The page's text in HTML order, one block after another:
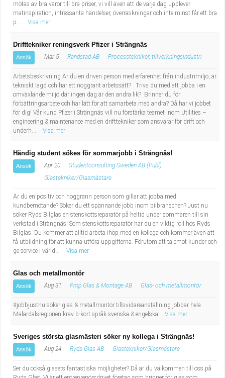
mötas av bra varor till bra priser, vi vill även att de varje dag upplever
matinspiration, intressanta händelser, överraskningar och inte minst får ett bra
p...
Visa mer
Drifttekniker reningsverk Pfizer i Strängnäs
Ansök Mar 5 Randstad AB Processtekniker, tillverkningsindustri
Arbetsbeskrivning Är du en driven person med erfarenhet från industrimiljö, är
tekniskt lagd och har ett noggrant arbetssätt? Trivs du med att jobba i en
omväxlande miljö där ingen dag är den andra lik? Brinner du för
förbättringsarbete och har lätt för att samarbeta med andra? Då har vi jobbet
för dig! Vår kund Pfizer i Strängnäs vill nu förstärka teamet inom Utilities –
engineering & maintenance med en drifttekniker som ansvarar för drift och
underh...
Visa mer
Händig student sökes för sommarjobb i Strängnäs!
Ansök Apr 20
Studentconsulting Sweden AB (Publ)
Glastekniker/Glasmästare
Är du en positiv och noggrann person som gillar att jobba med
kundbemötande? Söker du ett spännande jobb inom bilbranschen? Just nu
söker Ryds Bilglas en stenskottsreparatör på heltid under sommaren till sin
verkstad i Strängnäs! Som stenskottsreparatör har du en viktig roll hos Ryds
Bilglas. Du kommer att alltid arbeta ihop med en kollega och kommer även att
få utbildning för att kunna utföra uppgifterna. Förutom att ta emot kunder och
ge service i värld...
Visa mer
Glas och metallmontör
Ansök Aug 31 Pmp Glas & Montage AB Glas- och metallmontör
#jobbjustnu söker glas & metallmontör tillsvidareanställning jobbar hela
Mälardalsregionen krav b-kort språk svenska & engelska
Visa mer
Sveriges största glasmästeri söker ny kollega i Strängnäs!
Ansök Aug 24 Ryds Glas AB Glastekniker/Glasmästare
Ser du också glasets fantastiska möjligheter? Då är du välkommen till oss på